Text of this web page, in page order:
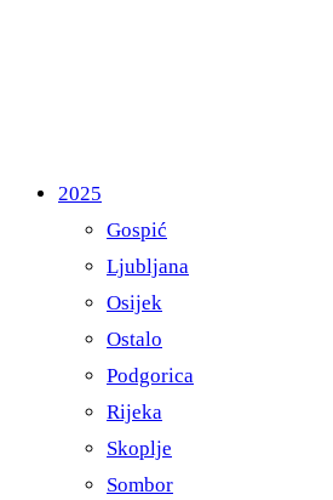
2025
Gospić
Ljubljana
Osijek
Ostalo
Podgorica
Rijeka
Skoplje
Sombor